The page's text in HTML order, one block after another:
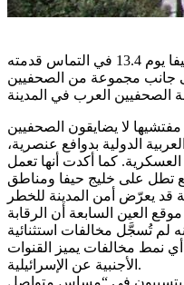
تنظر المحكمة المركزية في حيفا يوم 13.4 في التماس قدمته
جانب مجموعة من الصحفيين
لا يضايقون الصحفيين
الدولية بدوافع عنصرية،
العسكرية. كما أكدت أنها تعمل
تطل على خليج حيفا ومناطق
العين السابعة أن الرقابة
لم تُسجَّل مخالفات استثنائية
نمط مخالفات يميز القنوات
الأجنبية عن الإسرائيلية.
يتسببون في “مساس متواصل